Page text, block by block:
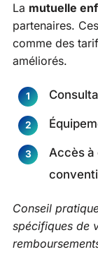
La mutuelle
partenaires.
comme des
améliorés.
Accès à
Conseil
spécifiques de